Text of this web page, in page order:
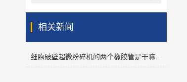
相关新闻